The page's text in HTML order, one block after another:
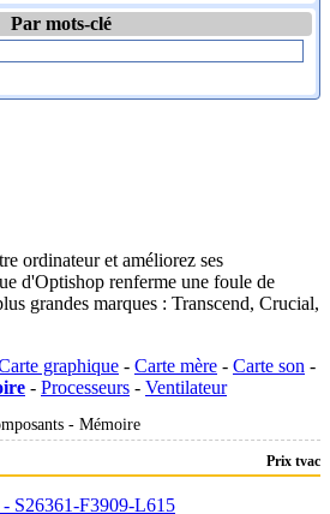
Par mots-clé
ordinateur et améliorez ses
d'Optishop renferme une foule de
grandes marques : Transcend, Crucial,
graphique - Carte mère - Carte son -
- Processeurs - Ventilateur
- Mémoire
Prix tvac